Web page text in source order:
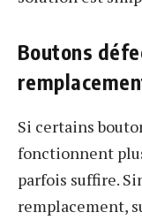
Boutons
Si certains
fonctionnent
parfois suffire.
remplacement,